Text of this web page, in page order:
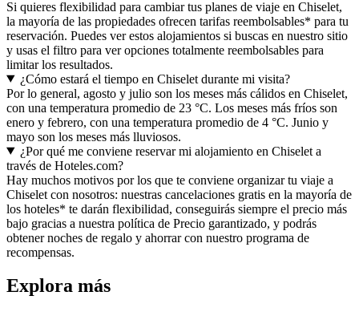
Si quieres flexibilidad para cambiar tus planes de viaje en Chiselet,
la mayoría de las propiedades ofrecen tarifas reembolsables* para tu
reservación. Puedes ver estos alojamientos si buscas en nuestro sitio
y usas el filtro para ver opciones totalmente reembolsables para
limitar los resultados.
¿Cómo estará el tiempo en Chiselet durante mi visita?
Por lo general, agosto y julio son los meses más cálidos en Chiselet,
con una temperatura promedio de 23 °C. Los meses más fríos son
enero y febrero, con una temperatura promedio de 4 °C. Junio y
mayo son los meses más lluviosos.
¿Por qué me conviene reservar mi alojamiento en Chiselet a
través de Hoteles.com?
Hay muchos motivos por los que te conviene organizar tu viaje a
Chiselet con nosotros: nuestras cancelaciones gratis en la mayoría de
los hoteles* te darán flexibilidad, conseguirás siempre el precio más
bajo gracias a nuestra política de Precio garantizado, y podrás
obtener noches de regalo y ahorrar con nuestro programa de
recompensas.
Explora más